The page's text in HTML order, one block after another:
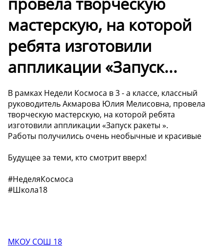
мастерскую, на которой
ребята изготовили
аппликации «Запуск...
В рамках Недели Космоса в 3 - а классе, классный
руководитель Акмарова Юлия Мелисовна, провела
творческую мастерскую, на которой ребята
изготовили аппликации «Запуск ракеты ».
Работы получились очень необычные и красивые
Будущее за теми, кто смотрит вверх!
#НеделяКосмоса
#Школа18
МКОУ СОШ 18